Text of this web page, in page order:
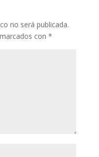
no será publicada.
con *